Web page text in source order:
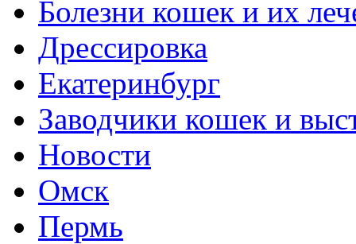
Болезни кошек и их
Дрессировка
Екатеринбург
Заводчики кошек и
Новости
Омск
Пермь